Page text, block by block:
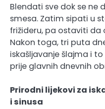
Blendati sve dok se ne
smesa. Zatim sipati u
frižideru, pa ostaviti da
Nakon toga, tri puta
iskašljavanje šlajma i
prije glavnih dnevnih
Prirodni lijekovi za
i sinusa